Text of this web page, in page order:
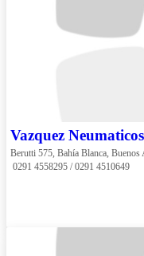
Vazquez Neumaticos
Berutti 575, Bahía Blanca, Buenos
0291 4558295 / 0291 4510649